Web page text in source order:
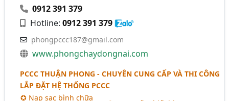
0912 391 379
Hotline:0912 391 379
phongpccc187@gmail.com
www.phongchaydongnai.com
PCCC THUẬN PHONG - CHUYÊN CUNG CẤP VÀ THI CÔNG
LẮP ĐẶT HỆ THỐNG PCCC
✪ Nạp sạc bình chữa